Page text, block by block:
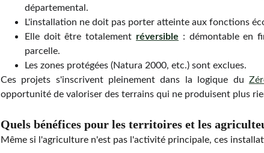
départemental.
L'installation ne doit pas porter atteinte aux fonctions
Elle doit être totalement réversible : démontable en
parcelle.
Les zones protégées (Natura 2000, etc.) sont exclues.
Ces projets s'inscrivent pleinement dans la logique du
opportunité de valoriser des terrains qui ne produisent plus
Quels bénéfices pour les territoires et les
Même si l'agriculture n'est pas l'activité principale, ces